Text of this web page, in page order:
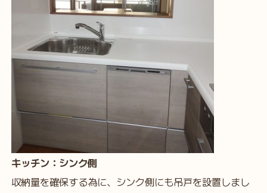
キッチン：シンク側
収納量を確保する為に、シンク側にも吊戸を設置しまし